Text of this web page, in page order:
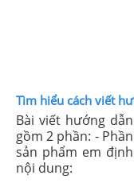
Tìm hiểu cách viết
Bài viết hướng
gồm 2 phần: -
sản phẩm em
nội dung: